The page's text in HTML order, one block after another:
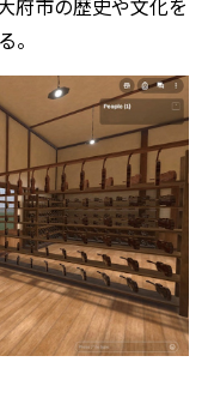
府市の歴史や文化を
。